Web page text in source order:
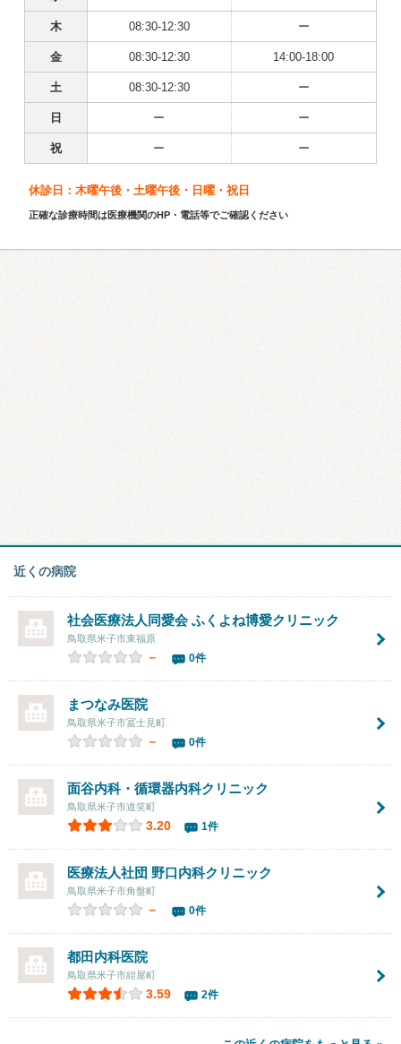
木 08:30-12:30 ー
金 08:30-12:30 14:00-18:00
土 08:30-12:30 ー
日 ー ー
祝 ー ー
休診日：木曜午後・土曜午後・日曜・祝日
正確な診療時間は医療機関のHP・電話等でご確認ください
近くの病院
社会医療法人同愛会 ふくよね博愛クリニック
鳥取県米子市東福原
－ 0件
まつなみ医院
鳥取県米子市冨士見町
－ 0件
面谷内科・循環器内科クリニック
鳥取県米子市道笑町
3.20 1件
医療法人社団 野口内科クリニック
鳥取県米子市角盤町
－ 0件
都田内科医院
鳥取県米子市紺屋町
3.59 2件